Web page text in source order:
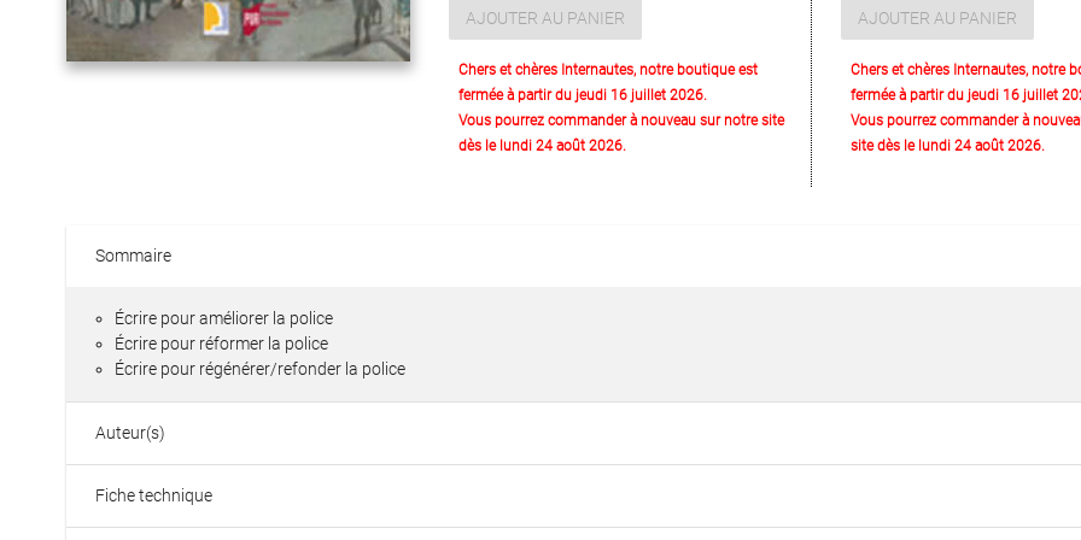
AJOUTER AU PANIER
Chers et chères Internautes, notre boutique est
fermée à partir du jeudi 16 juillet 2026.
Vous pourrez commander à nouveau sur notre site
dès le lundi 24 août 2026.
AJOUTER AU PANIER
Chers et chères Internautes, notre
fermée à partir du jeudi 16 juillet
Vous pourrez commander à
site dès le lundi 24 août 2026.
Sommaire
Écrire pour améliorer la police
Écrire pour réformer la police
Écrire pour régénérer/refonder la police
Auteur(s)
Fiche technique